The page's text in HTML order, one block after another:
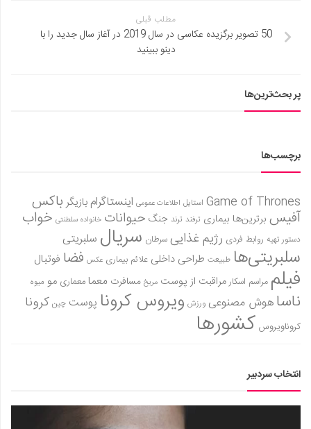
مطلب قبلی
50 تصویر برگزیده عکاسی در سال 2019 در آغاز سال جدید را با
دینو ببینید
پر بحث‌ترین‌ها
برچسب‌ها
Game of Thrones استایل اطلاعات عمومی اینستاگرام بازیگر باکس
آفیس برترین‌ها بیماری ترفند ترند جنگ حیوانات خانواده سلطنتی خواب
دستور تهیه روابط فردی رژیم غذاییسرطان سریال سلبریتی
سلبریتی‌ها طبیعت طراحی داخلی علائم بیماری عکس فضا فوتبال
فیلم مراسم اسکارمراقبت از پوست مریخ مسافرت معمامعماری مو میوه
ناساهوش مصنوعی ورزش ویروس کرونا پوست چین کرونا
کروناویروس کشورها
انتخاب سردبیر